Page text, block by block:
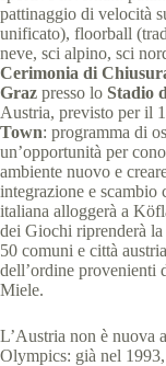
pattinaggio di velocità
unificato), floorball
neve, sci alpino, sci
Cerimonia di
Graz presso lo Stadio
Austria, previsto per il
Town: programma di
un’opportunità per
ambiente nuovo e
integrazione e scambio
italiana alloggerà a
dei Giochi riprenderà
50 comuni e città
dell’ordine provenienti
Miele.
L’Austria non è nuova
Olympics: già nel